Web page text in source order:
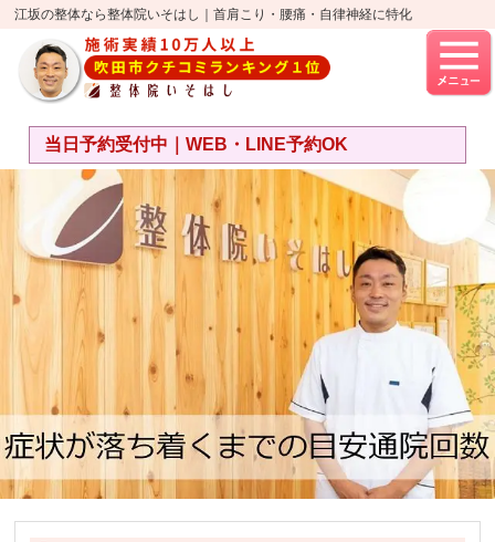
江坂の整体なら整体院いそはし｜首肩こり・腰痛・自律神経に特化
当日予約受付中｜WEB・LINE予約OK